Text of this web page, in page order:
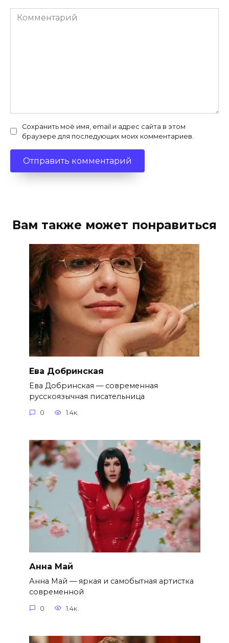
Комментарий
Сохранить моё имя, email и адрес сайта в этом
браузере для последующих моих комментариев.
Вам также может понравиться
Ева Добринская
Ева Добринская — современная
русскоязычная писательница
0 1.4к.
Анна Май
Анна Май — яркая и самобытная артистка
современной
0 1.4к.